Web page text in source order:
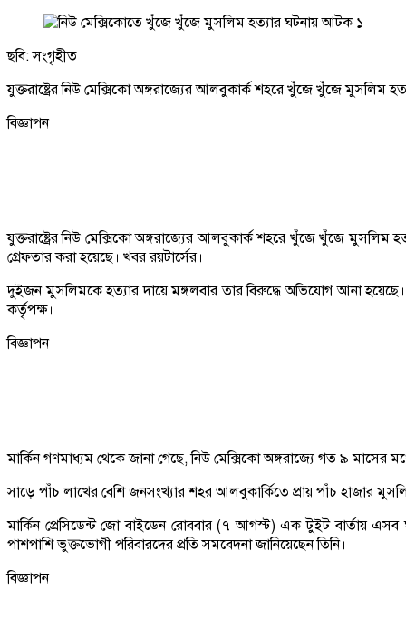
ছবি: সংগৃহীত
যুক্তরাষ্ট্রের নিউ মেক্সিকো অঙ্গরাজ্যের আলবুকার্ক শহরে খুঁজে খুঁজে
বিজ্ঞাপন
যুক্তরাষ্ট্রের নিউ মেক্সিকো অঙ্গরাজ্যের আলবুকার্ক শহরে খুঁজে খুঁজে
গ্রেফতার করা হয়েছে। খবর রয়টার্সের।
দুইজন মুসলিমকে হত্যার দায়ে মঙ্গলবার তার বিরুদ্ধে অভিযোগ আনা
কর্তৃপক্ষ।
বিজ্ঞাপন
মার্কিন গণমাধ্যম থেকে জানা গেছে, নিউ মেক্সিকো অঙ্গরাজ্যে গত ৯ মাসের
সাড়ে পাঁচ লাখের বেশি জনসংখ্যার শহর আলবুকার্কিতে প্রায় পাঁচ হাজার
মার্কিন প্রেসিডেন্ট জো বাইডেন রোববার (৭ আগস্ট) এক টুইট বার্তায় এসব
পাশপাশি ভুক্তভোগী পরিবারদের প্রতি সমবেদনা জানিয়েছেন তিনি।
বিজ্ঞাপন